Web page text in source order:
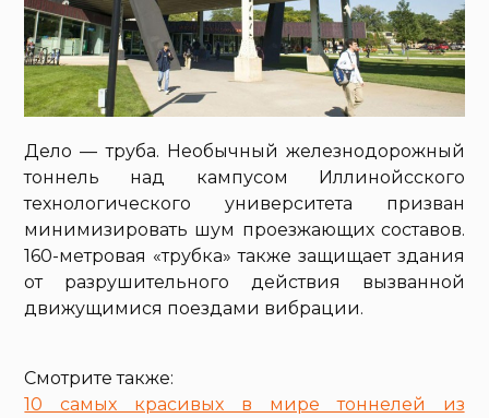
Дело — труба. Необычный железнодорожный
тоннель над кампусом Иллинойсского
технологического университета призван
минимизировать шум проезжающих составов.
160-метровая «трубка» также защищает здания
от разрушительного действия вызванной
движущимися поездами вибрации.
Смотрите также:
10 самых красивых в мире тоннелей из